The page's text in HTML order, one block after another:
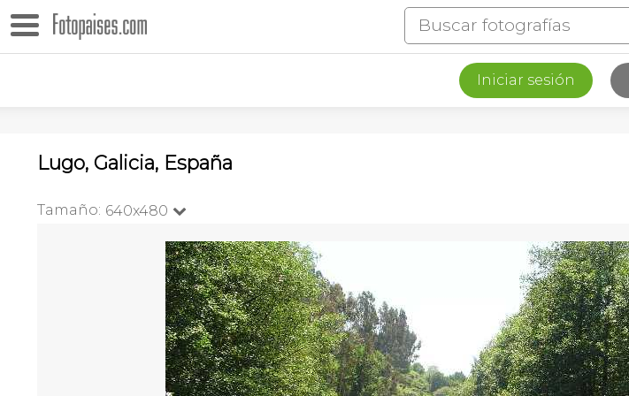
Iniciar sesión
Lugo, Galicia, España
Tamaño: 640x480 